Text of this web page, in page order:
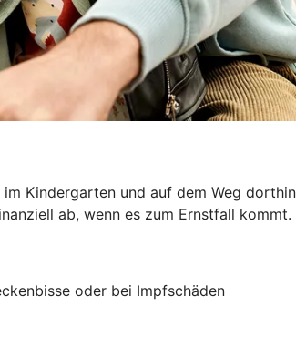
Kindergarten und auf dem Weg
ab, wenn es zum Ernstfall kommt.
oder bei Impfschäden